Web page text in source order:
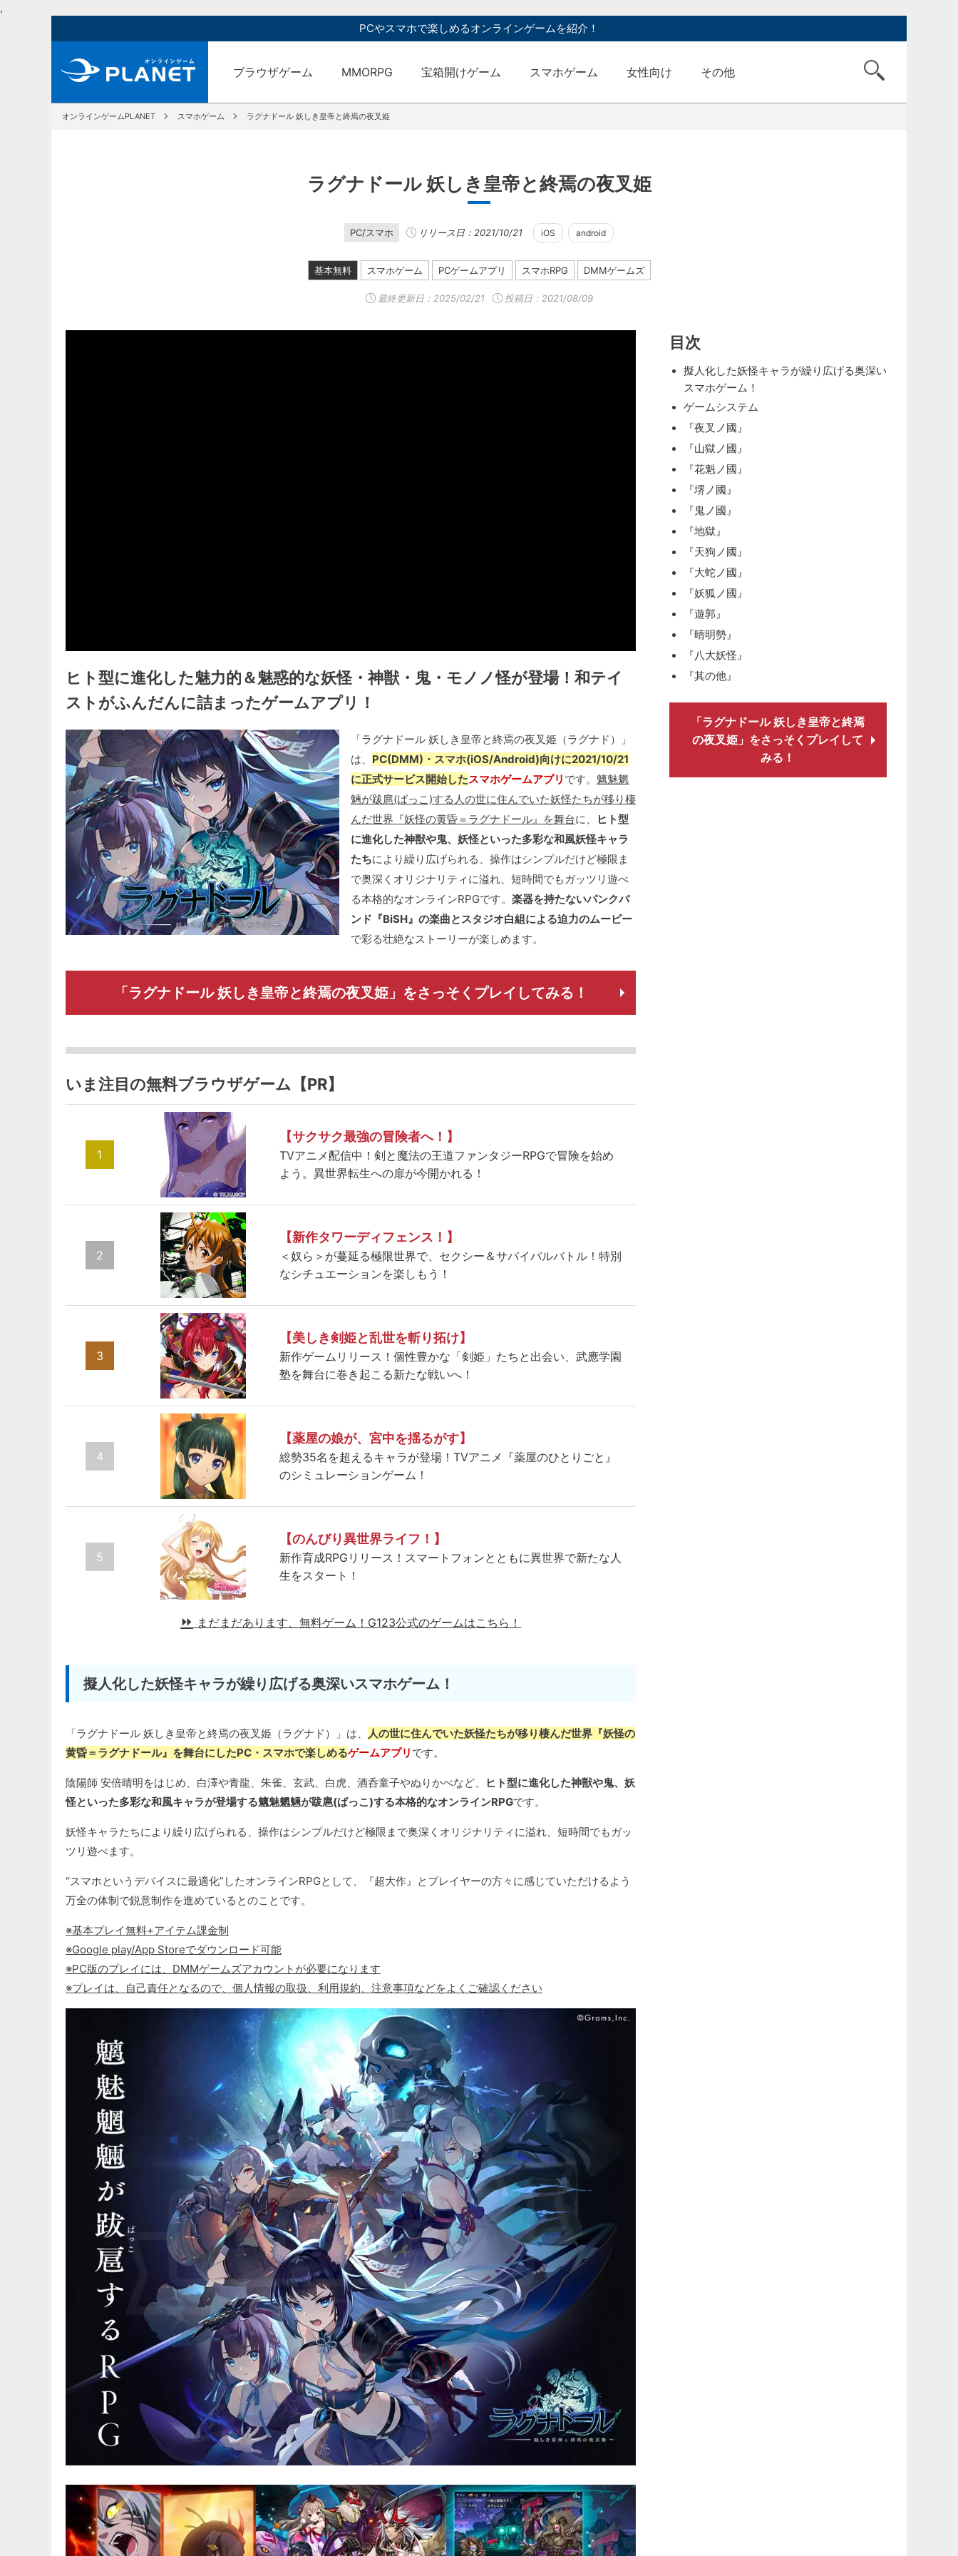
,
PCやスマホで楽しめるオンラインゲームを紹介！
ブラウザゲーム MMORPG 宝箱開けゲーム スマホゲーム 女性向け その他
オンラインゲームPLANET スマホゲーム ラグナドール 妖しき皇帝と終焉の夜叉姫
ラグナドール 妖しき皇帝と終焉の夜叉姫
PC/スマホ リリース日：2021/10/21 iOS android
基本無料 スマホゲーム PCゲームアプリ スマホRPG DMMゲームズ
最終更新日： 2025/02/21 投稿日：2021/08/09
ヒト型に進化した魅力的＆魅惑的な妖怪・神獣・鬼・モノノ怪が登場！和テイ
ストがふんだんに詰まったゲームアプリ！
「ラグナドール 妖しき皇帝と終焉の夜叉姫（ラグナド）」
は、 PC(DMM)・スマホ(iOS/Android)向けに2021/10/21
に正式サービス開始したスマホゲームアプリ です。 魑魅魍
魎が跋扈(ばっこ)する人の世に住んでいた妖怪たちが移り棲
んだ世界『妖怪の黄昏＝ラグナドール』を舞台に、
ヒト型
に進化した神獣や鬼、妖怪といった多彩な和風妖怪キャラ
たちにより繰り広げられる、操作はシンプルだけど極限ま
で奥深くオリジナリティに溢れ、短時間でもガッツリ遊べ
る本格的なオンラインRPGです。楽器を持たないパンクバ
ンド『BiSH』の楽曲とスタジオ白組による迫力のムービー
で彩る壮絶なストーリーが楽しめます。
「ラグナドール 妖しき皇帝と終焉の夜叉姫」をさっそくプレイしてみる！
いま注目の無料ブラウザゲーム【PR】
1
【サクサク最強の冒険者へ！】
TVアニメ配信中！剣と魔法の王道ファンタジーRPGで冒険を始め
よう。異世界転生への扉が今開かれる！
2
【新作タワーディフェンス！】
＜奴ら＞が蔓延る極限世界で、セクシー＆サバイバルバトル！特別
なシチュエーションを楽しもう！
3
【美しき剣姫と乱世を斬り拓け】
新作ゲームリリース！個性豊かな「剣姫」たちと出会い、武應学園
塾を舞台に巻き起こる新たな戦いへ！
4
【薬屋の娘が、宮中を揺るがす】
総勢35名を超えるキャラが登場！TVアニメ『薬屋のひとりごと』
のシミュレーションゲーム！
5
【のんびり異世界ライフ！】
新作育成RPGリリース！スマートフォンとともに異世界で新たな人
生をスタート！
まだまだあります、無料ゲーム！ G123公式のゲームはこちら！
擬人化した妖怪キャラが繰り広げる奥深いスマホゲーム！
「ラグナドール 妖しき皇帝と終焉の夜叉姫（ラグナド）」は、
人の世に住んでいた妖怪たちが移り棲んだ世界『妖怪の
黄昏＝ラグナドール』を舞台にしたPC・スマホで楽しめるゲームアプリ です。
陰陽師 安倍晴明をはじめ、白澤や青龍、朱雀、玄武、白虎、酒呑童子やぬりかべなど、
ヒト型に進化した神獣や鬼、妖
怪といった多彩な和風キャラが登場する魑魅魍魎が跋扈(ばっこ)する本格的なオンラインRPGです。
妖怪キャラたちにより繰り広げられる、操作はシンプルだけど極限まで奥深くオリジナリティに溢れ、短時間でもガッ
ツリ遊べます。
“スマホというデバイスに最適化”したオンラインRPGとして、『超大作』とプレイヤーの方々に感じていただけるよう
万全の体制で鋭意制作を進めているとのことです。
※基本プレイ無料+アイテム課金制
※Google play/App Storeでダウンロード可能
※PC版のプレイには、DMMゲームズアカウントが必要になります
※プレイは、自己責任となるので、個人情報の取扱、利用規約、注意事項などをよくご確認ください
目次
擬人化した妖怪キャラが繰り広げる奥深い
スマホゲーム！
ゲームシステム
『夜叉ノ國』
『山獄ノ國』
『花魁ノ國』
『堺ノ國』
『鬼ノ國』
『地獄』
『天狗ノ國』
『大蛇ノ國』
『妖狐ノ國』
『遊郭』
『晴明勢』
『八大妖怪』
『其の他』
「ラグナドール 妖しき皇帝と終焉
の夜叉姫」をさっそくプレイして
みる！